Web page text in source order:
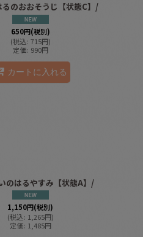
るのおおそうじ【状態C】/
650円(税別)
(税込: 715円)
定価: 990円
カートに入れる
のはるやすみ【状態A】/
1,150円(税別)
(税込: 1,265円)
定価: 1,485円